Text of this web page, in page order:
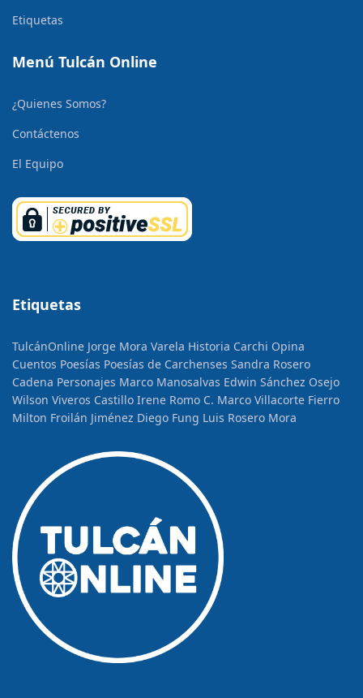
Etiquetas
Menú Tulcán Online
¿Quienes Somos?
Contáctenos
El Equipo
Etiquetas
TulcánOnline Jorge Mora Varela Historia Carchi Opina
Cuentos Poesías Poesías de Carchenses Sandra Rosero
Cadena Personajes Marco Manosalvas Edwin Sánchez Osejo
Wilson Viveros Castillo Irene Romo C. Marco Villacorte Fierro
Milton Froilán Jiménez Diego Fung Luis Rosero Mora